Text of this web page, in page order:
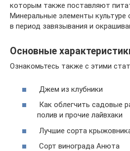
которым также поставляют
Минеральные элементы
в период завязывания и
Основные
Ознакомьтесь также с этими
Джем из клубники
Как облегчить садовые
полив и прочие лайвхаки
Лучшие сорта
Сорт винограда Анюта